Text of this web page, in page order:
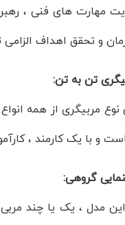
مهارت های فنی ،
و تحقق اهداف
تن به تن:
نوع مربیگری از همه
و با یک کارمند ،
گروهی:
مدل ، یک یا چند مربی